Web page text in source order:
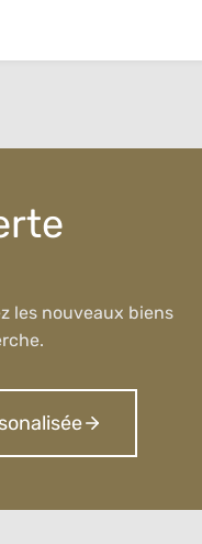
les nouveaux biens